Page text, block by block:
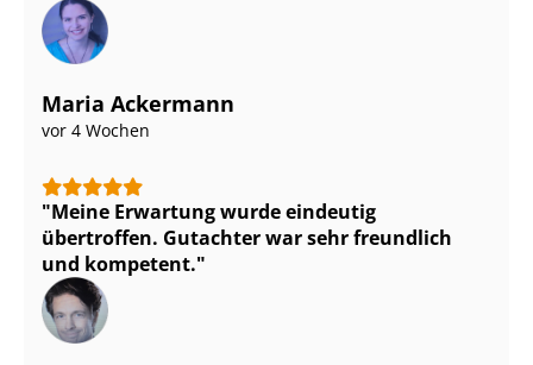
Maria Ackermann
vor 4 Wochen
Meine Erwartung wurde eindeutig
übertroffen. Gutachter war sehr freundlich
und kompetent.